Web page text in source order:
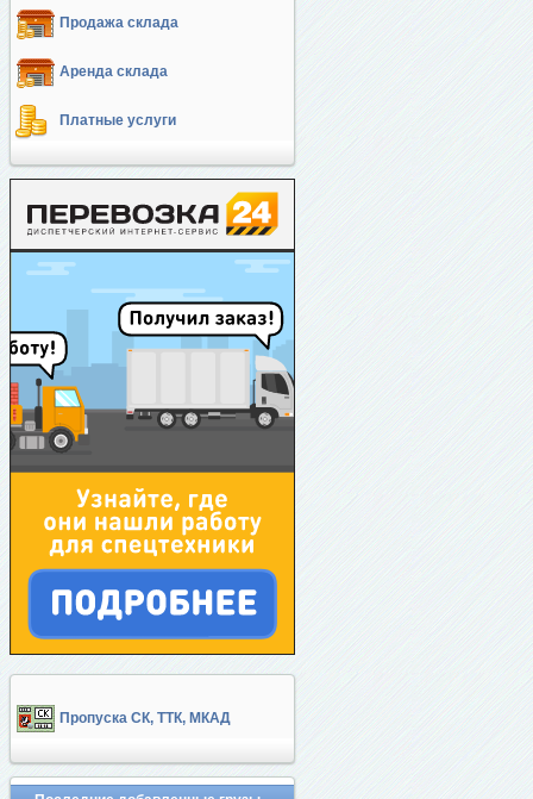
Продажа склада
Аренда склада
Платные услуги
Пропуска СК, ТТК, МКАД